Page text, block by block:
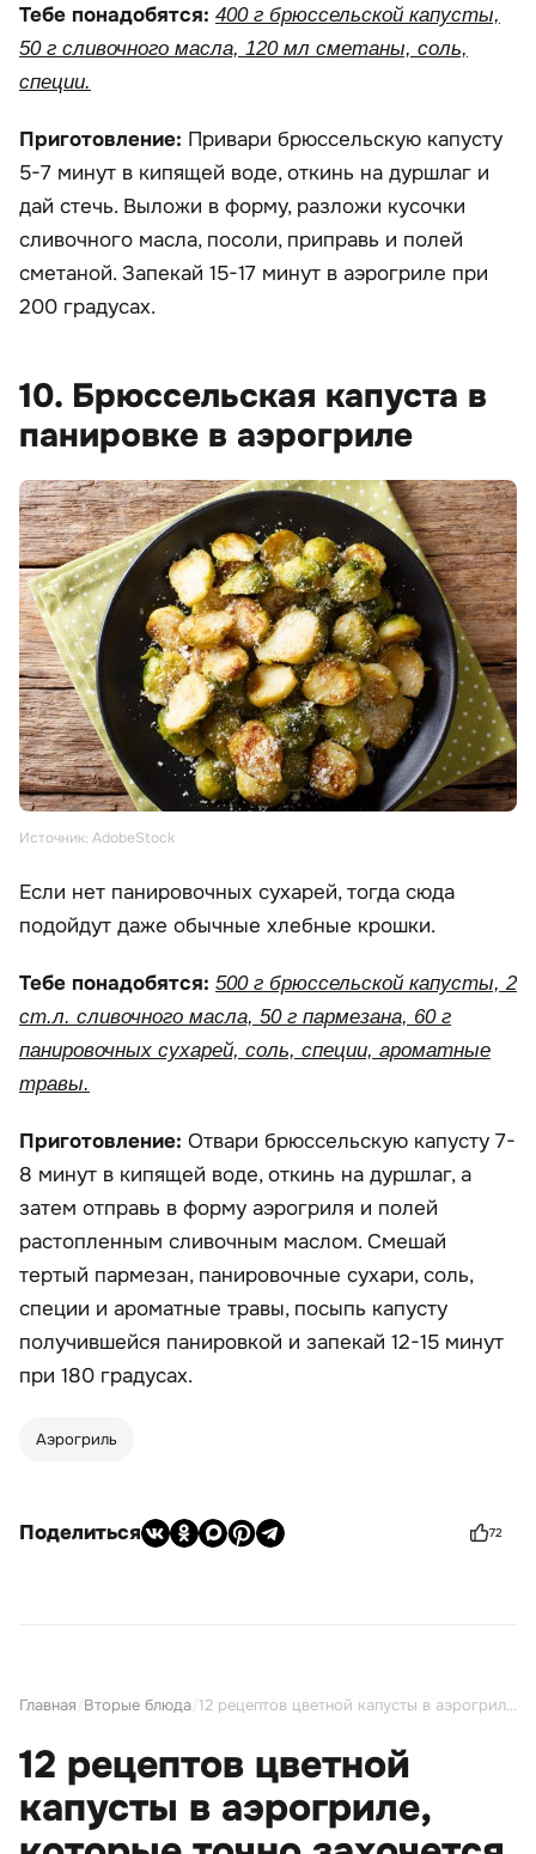
Тебе понадобятся: 400 г брюссельской капусты,
50 г сливочного масла, 120 мл сметаны, соль,
специи.
Приготовление: Привари брюссельскую капусту
5-7 минут в кипящей воде, откинь на дуршлаг и
дай стечь. Выложи в форму, разложи кусочки
сливочного масла, посоли, приправь и полей
сметаной. Запекай 15-17 минут в аэрогриле при
200 градусах.
10. Брюссельская капуста в
панировке в аэрогриле
Источник: AdobeStock
Если нет панировочных сухарей, тогда сюда
подойдут даже обычные хлебные крошки.
Тебе понадобятся: 500 г брюссельской капусты, 2
ст.л. сливочного масла, 50 г пармезана, 60 г
панировочных сухарей, соль, специи, ароматные
травы.
Приготовление: Отвари брюссельскую капусту 7-
8 минут в кипящей воде, откинь на дуршлаг, а
затем отправь в форму аэрогриля и полей
растопленным сливочным маслом. Смешай
тертый пармезан, панировочные сухари, соль,
специи и ароматные травы, посыпь капусту
получившейся панировкой и запекай 12-15 минут
при 180 градусах.
Аэрогриль
Поделиться 72
Главная Вторые блюда 12 рецептов цветной капусты в аэрогриле, которые точно захочется приготовить снова
12 рецептов цветной
капусты в аэрогриле,